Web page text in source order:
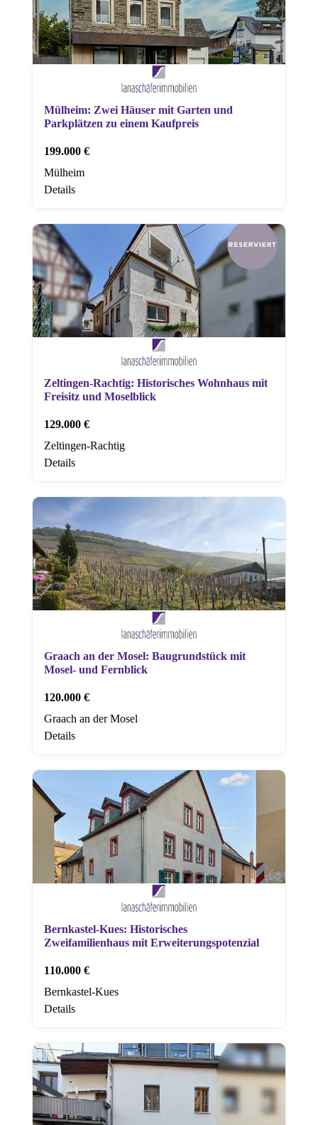
Mülheim: Zwei Häuser mit Garten und
Parkplätzen zu einem Kaufpreis
199.000 €
Mülheim
Details
Zeltingen-Rachtig: Historisches Wohnhaus mit
Freisitz und Moselblick
129.000 €
Zeltingen-Rachtig
Details
Graach an der Mosel: Baugrundstück mit
Mosel- und Fernblick
120.000 €
Graach an der Mosel
Details
Bernkastel-Kues: Historisches
Zweifamilienhaus mit Erweiterungspotenzial
110.000 €
Bernkastel-Kues
Details